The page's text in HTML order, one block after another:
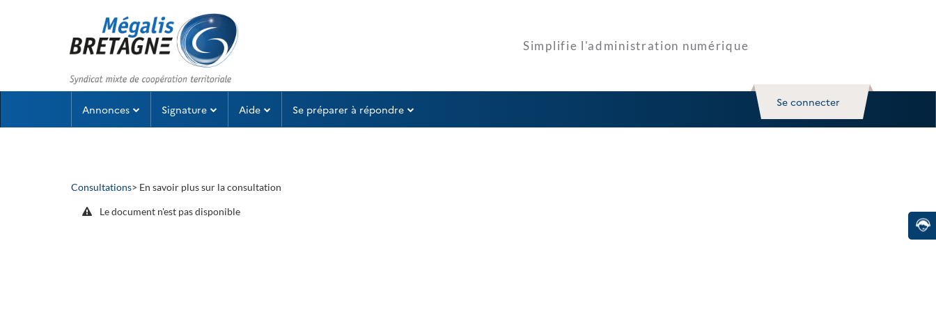
Se connecter
Annonces Signature Aide Se préparer à répondre
Consultations> En savoir plus sur la consultation
Le document n'est pas disponible